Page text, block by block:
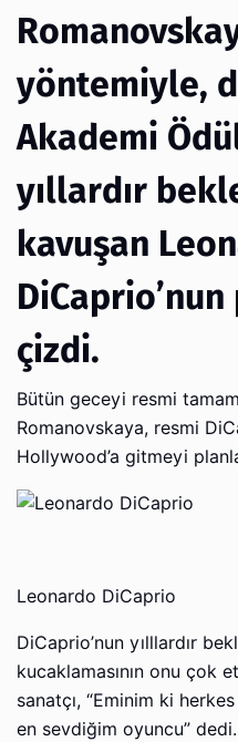
yöntemiyle,
Akademi
yıllardır
kavuşan
çizdi.
Bütün geceyi resmi
Romanovskaya, resmi
Hollywood’a gitmeyi
Leonardo DiCaprio
DiCaprio’nun yılllardır
kucaklamasının onu çok
sanatçı, “Eminim ki
en sevdiğim oyuncu” dedi.